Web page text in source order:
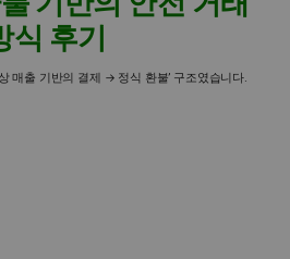
식 후기
매출 기반의 결제 → 정식 환불’ 구조였습니다.